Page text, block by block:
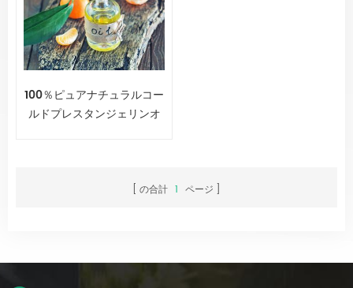
100％ピュアナチュラルコー
ルドプレスタンジェリンオ
の合計 1 ページ